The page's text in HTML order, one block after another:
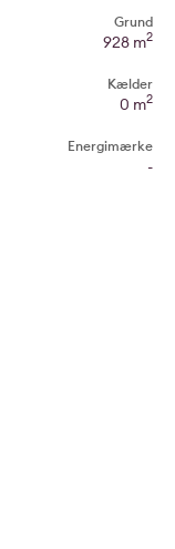
Grund
928 m2
Kælder
0 m2
Energimærke
-